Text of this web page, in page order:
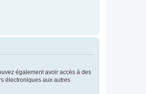
également avoir accès à des
électroniques aux autres